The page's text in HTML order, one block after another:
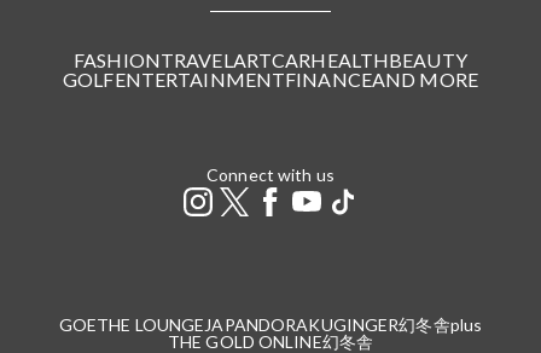
FASHIONTRAVELARTCARHEALTHBEAUTY
GOLFENTERTAINMENTFINANCEAND MORE
Connect with us
GOETHE LOUNGE JAPANDORAKUGINGER幻冬舎plus
THE GOLD ONLINE幻冬舎